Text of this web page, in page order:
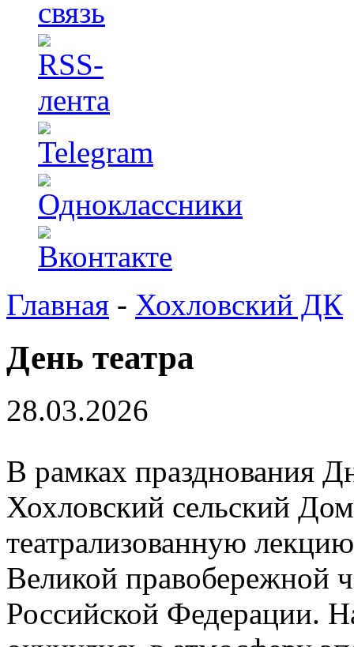
Главная - Хохловский ДК
День театра
28.03.2026
В рамках празднования
Хохловский сельский
театрализованную
Великой правобережной
Российской Федерации.